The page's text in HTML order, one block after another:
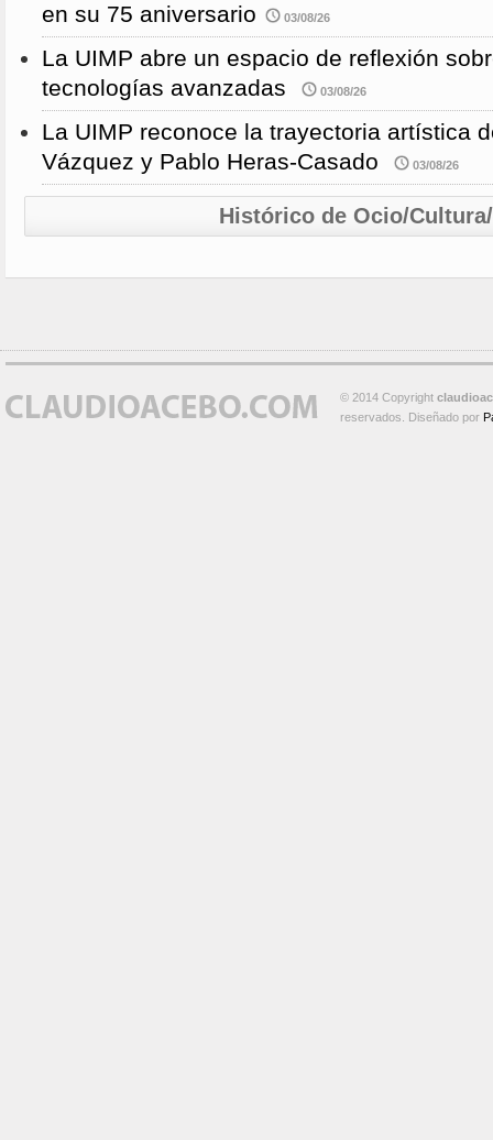
en su 75 aniversario
03/08/26
La UIMP abre un espacio de reflexión
tecnologías avanzadas
03/08/26
La UIMP reconoce la trayectoria artística
Vázquez y Pablo Heras-Casado
03/08/26
Histórico de Ocio/
© 2014 Copyright
reservados. Diseñado por